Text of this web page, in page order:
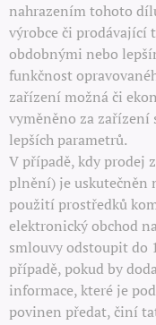
nahrazením tohoto
výrobce či prodávající
obdobnými nebo
funkčnost
zařízení možná či
vyměněno za zařízení
lepších parametrů.
V případě, kdy prodej
plnění) je uskutečněn
použití prostředků
elektronický obchod
smlouvy odstoupit do
případě, pokud by
informace, které je
povinen předat, činí